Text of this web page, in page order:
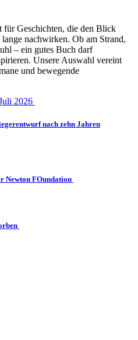
für Geschichten, die den Blick
nachwirken. Ob am Strand,
– ein gutes Buch darf
Unsere Auswahl vereint
und bewegende
2026
nach zehn Jahren
Newton FOundation